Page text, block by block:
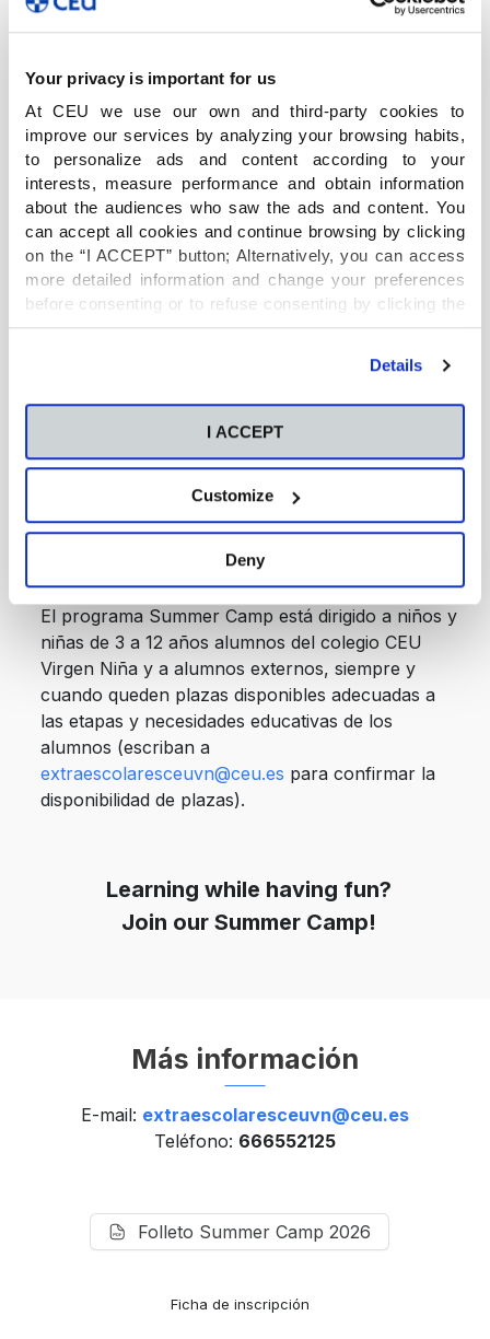
Your privacy is important for us
At CEU we use our own and third-party cookies to
improve our services by analyzing your browsing habits,
to personalize ads and content according to your
interests, measure performance and obtain information
about the audiences who saw the ads and content. You
can accept all cookies and continue browsing by clicking
on the “I ACCEPT” button; Alternatively, you can access
more detailed information and change your preferences
before consenting or to refuse consenting by clicking the
"Personalize" button. For more information you can visit
Details
I ACCEPT
Customize
Deny
Learning while having fun?
Join our Summer Camp!
Nuestro proyecto Summer Camp es una
auténtica inmersión en la lengua inglesa en el que
el alumnado aprenderá de una manera natural y
mejorará sus habilidades comunicativas en un
entorno de confianza y socialización.
Este 2026 los Juguetes van a cobrar vida en
nuestro Summer Camp y gracias a ellos, los
alumnos van a vivir múltiples aventuras y
cobra más fuerza que nunca en nuestro
proyecto de verano sin dejar de lado la educación
Como continuación a la orientación y misión
educativa CEU, con el Summer Camp
continuamos formando personas en base a los
cristiano: dignidad humana, libertad y solidaridad.
El programa Summer Camp está dirigido a niños y
niñas de 3 a 12 años alumnos del colegio CEU
Virgen Niña y a alumnos externos, siempre y
cuando queden plazas disponibles adecuadas a
las etapas y necesidades educativas de los
alumnos (escriban a
extraescolaresceuvn@ceu.es para confirmar la
disponibilidad de plazas).
Más información
E-mail: extraescolaresceuvn@ceu.es
Teléfono: 666552125
Folleto Summer Camp 2026
Ficha de inscripción